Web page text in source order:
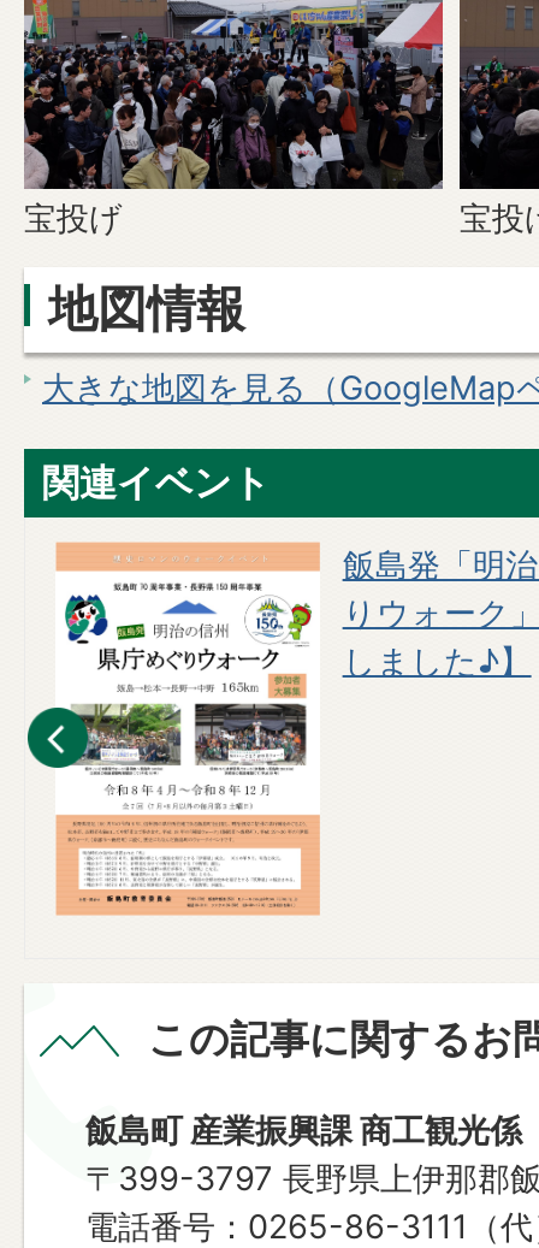
宝投げ 宝投
地図情報
大きな地図を見る（GoogleMap
関連イベント
飯島発「明
りウォーク
しました♪】
この記事に関するお
飯島町 産業振興課 商工観光係
〒399-3797 長野県上伊那郡
電話番号：0265-86-3111（